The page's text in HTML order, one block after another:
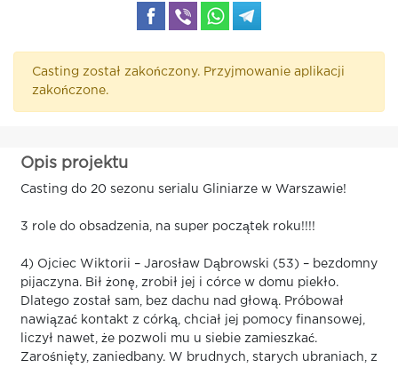
Casting został zakończony. Przyjmowanie aplikacji
zakończone.
Opis projektu
Casting do 20 sezonu serialu Gliniarze w Warszawie!
3 role do obsadzenia, na super początek roku!!!!
4) Ojciec Wiktorii – Jarosław Dąbrowski (53) – bezdomny
pijaczyna. Bił żonę, zrobił jej i córce w domu piekło.
Dlatego został sam, bez dachu nad głową. Próbował
nawiązać kontakt z córką, chciał jej pomocy finansowej,
liczył nawet, że pozwoli mu u siebie zamieszkać.
Zarośnięty, zaniedbany. W brudnych, starych ubraniach, z